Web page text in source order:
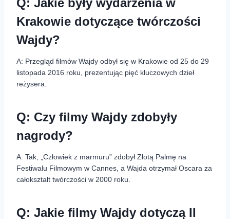
Q: Jakie były wydarzenia w
Krakowie dotyczące twórczości
Wajdy?
A: Przegląd filmów Wajdy odbył się w Krakowie od 25 do 29
listopada 2016 roku, prezentując pięć kluczowych dzieł
reżysera.
Q: Czy filmy Wajdy zdobyły
nagrody?
A: Tak, „Człowiek z marmuru” zdobył Złotą Palmę na
Festiwalu Filmowym w Cannes, a Wajda otrzymał Oscara za
całokształt twórczości w 2000 roku.
Q: Jakie filmy Wajdy dotyczą II